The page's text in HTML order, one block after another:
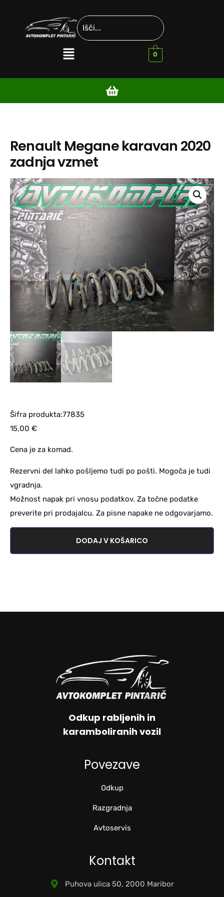
0
Renault Megane karavan 2020
zadnja vzmet
Šifra produkta:77835
15,00 €
Cena je za komad.
Rezervni del lahko pošljemo tudi po pošti. Mogoča je tudi
vgradnja.
Možnost napak pri vnosu podatkov. Za točne podatke
preverite pri prodajalcu. Za pisne napake ne odgovarjamo.
DODAJ V KOŠARICO
Odkup rabljenih in
karamboliranih vozil
Povezave
Odkup
Razgradnja
Avtoservis
Kontakt
Puhova ulica 50, 2000 Maribor